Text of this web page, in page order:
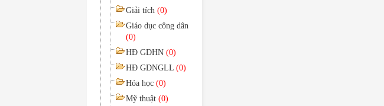
Giải tích (0)
Giáo dục công dân
(0)
HĐ GDHN (0)
HĐ GDNGLL (0)
Hóa học (0)
Mỹ thuật (0)